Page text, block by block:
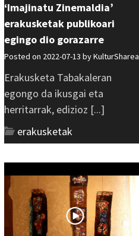
‘Imajinatu Zinemaldia’
erakusketak publikoari
egingo dio gorazarre
Posted on 2022-07-13 byKulturSharea
Erakusketa Tabakaleran
egongo da ikusgai eta
herritarrak, edizioz [...]
erakusketak